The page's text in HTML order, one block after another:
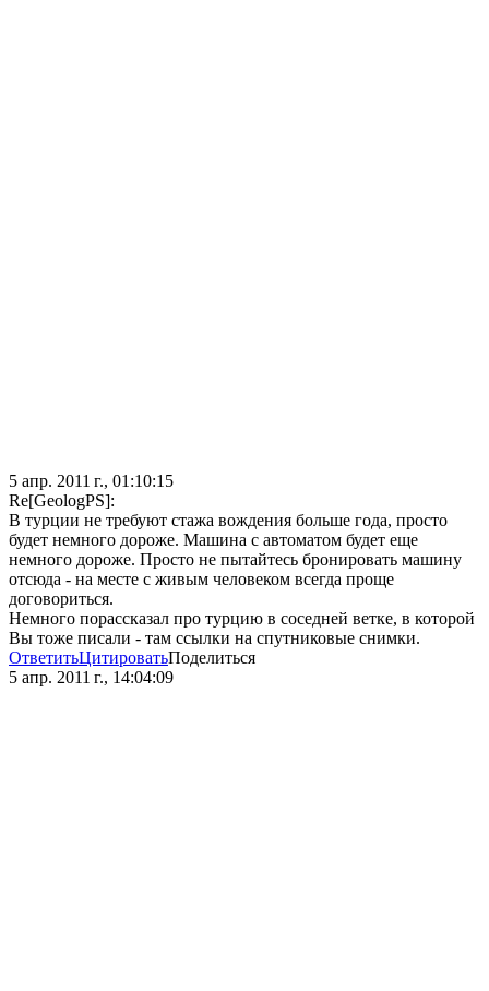
5 апр. 2011 г., 01:10:15
Re[GeologPS]:
В турции не требуют стажа вождения больше года, просто
будет немного дороже. Машина с автоматом будет еще
немного дороже. Просто не пытайтесь бронировать машину
отсюда - на месте с живым человеком всегда проще
договориться.
Немного порассказал про турцию в соседней ветке, в которой
Вы тоже писали - там ссылки на спутниковые снимки.
ОтветитьЦитироватьПоделиться
5 апр. 2011 г., 14:04:09